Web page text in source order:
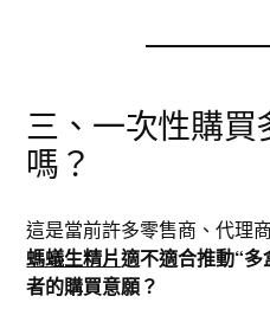
三、一次性購買
嗎？
這是當前許多零售商、代理
螞蟻生精片適不適合推動“
者的購買意願？